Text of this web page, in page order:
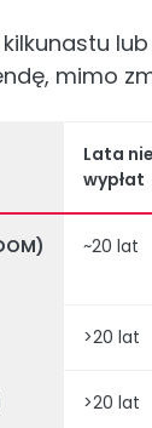
mimo
Lata
wypłat
~20 lat
>20 lat
>20 lat